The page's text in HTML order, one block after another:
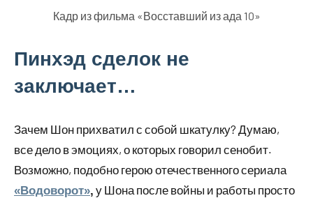
Кадр из фильма «Восставший из ада 10»
Пинхэд сделок не
заключает…
Зачем Шон прихватил с собой шкатулку? Думаю,
все дело в эмоциях, о которых говорил сенобит.
Возможно, подобно герою отечественного сериала
«Водоворот», у Шона после войны и работы просто